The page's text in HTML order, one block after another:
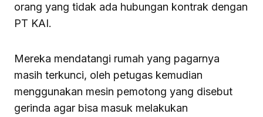
orang yang tidak ada hubungan kontrak dengan
PT KAI.
Mereka mendatangi rumah yang pagarnya
masih terkunci, oleh petugas kemudian
menggunakan mesin pemotong yang disebut
gerinda agar bisa masuk melakukan